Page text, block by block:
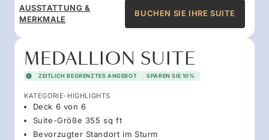
AUSSTATTUNG &
MERKMALE
BUCHEN SIE IHRE SUITE
MEDALLION SUITE
ZEITLICH BEGRENZTES ANGEBOT SPAREN SIE 10%
KATEGORIE-HIGHLIGHTS
Deck 6 von 6
Suite-Größe 355 sq ft
Bevorzugter Standort im Sturm